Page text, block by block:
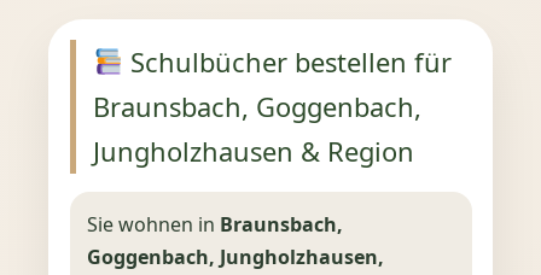
Schulbücher bestellen für
Braunsbach, Goggenbach,
Jungholzhausen & Region
Sie wohnen in Braunsbach,
Goggenbach, Jungholzhausen,